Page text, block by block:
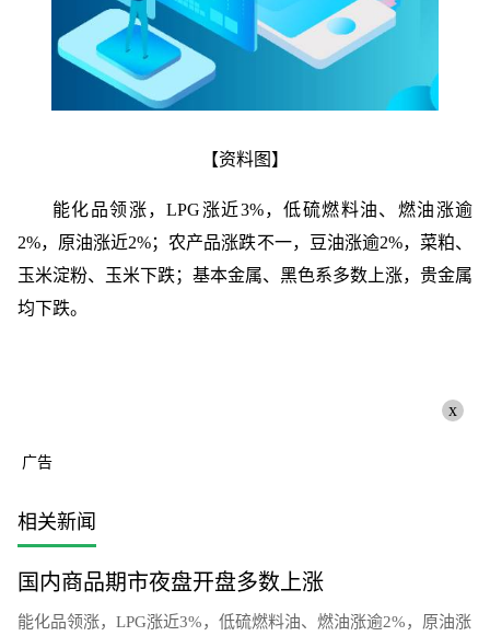
【资料图】
能化品领涨，LPG涨近3%，低硫燃料油、燃油涨逾
2%，原油涨近2%；农产品涨跌不一，豆油涨逾2%，菜粕、
玉米淀粉、玉米下跌；基本金属、黑色系多数上涨，贵金属
均下跌。
x
广告
相关新闻
国内商品期市夜盘开盘多数上涨
能化品领涨，LPG涨近3%，低硫燃料油、燃油涨逾2%，原油涨